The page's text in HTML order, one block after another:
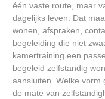
één vaste route, maar
dagelijks leven. Dat
wonen, afspraken,
begeleiding die niet
kamertraining een
begeleid zelfstandig
aansluiten. Welke vorm
de mate van